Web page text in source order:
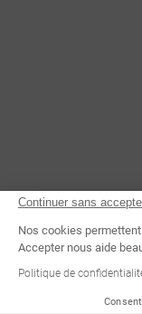
Continuer sans
Nos cookies
Accepter nous aide
Politique de